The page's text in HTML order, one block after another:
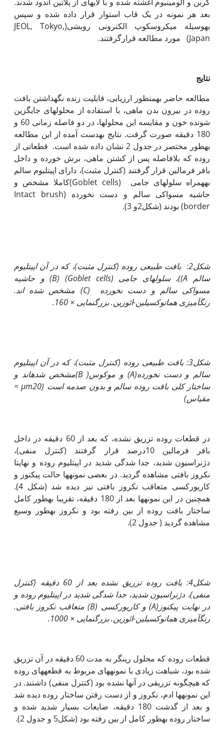
بعد هر نمونه در یک قاب استوار قرار داده شده و سپس
به‏وسیله میکروسکوپ الکترونی روبشی(JEOL, Tokyo,
Japan) مورد مطالعه قرارگرفتند.
نتایج
مطالعه حاضر به‏‏منظور ارزیابی، قابلیت زنده نگه‏داشتن بافت
روده در بیرون بدن ماهی، با استفاده از محلول‏های جایگزین
شونده خون و مقایسه این محلول‏ها، در دو فاصله زمانی 60 و
180 دقیقه صورت گرفت. نتایج به‏دست آمده از این مطالعه
به‏طور مختصر در جدول 2 نشان داده شده است. قطعاتی از
روده که بلافاصله پس از کشتن ماهی، برش خورده و داخل
بافر فرمالین قرار گرفتند (کنترل مثبت)، دارای اپی‏تلیوم سالم
به‏همراه سلول‏های جامی (Goblet cells)کاملا مشخص و
حاشیه مسواکی سالم و دست نخورده (Intact brush
border) بودند (شکل2و 3).
شکل2: بافت طبیعی روده (کنترل مثبت)، که در آن اپی‏تلیوم
سالم A) )، سلول‏های جامی (Goblet cells)
(
B) و حاشیه
مسواکی سالم و دست نخورده (C) مشخص شده اند.
رنگ‏آمیزی هماتوکسیلین-ائوزین. بزرگنمایی × 160.
شکل3: بافت طبیعی روده (کنترل مثبت)، که در آن اپی‏تلیوم
سالم و دست نخورده(
A) و موکوس(B
)مشخص شده‏اند و
ساختار کلی بافت روده سالم و بدون صدمه است (
µm
20 =
مقیاس)
در قطعات روده تزریق نشده، که بعد از 60 دقیقه در داخل
بافر فرمالین 10درصد قرار گرفتند (کنترل منفی)،
دژنراسیون شدید، جدا شدگی شدید در اپی‏تلیوم روده و نهایتا
نکروز بافتی مشاهده گردید. در بعضی نمونه‏ها حالت پیکنوز و
کاریورکسی متعاقب نکروز بافتی نیز دیده شد (شکل 4).
همچنین در این نمونه‏ها بعد از 180 دقیقه، تقریبا به‏طور کامل
ساختار بافت روده از بین رفته بود و نکروز به‏طور وسیع
مشاهده گردید ( جدول 2).
شکل4: بافت روده تزریق نشده بعد از 60 دقیقه (کنترل
منفی)، دژنراسیون شدید، جدا شدگی شدید در اپی‏تلیوم روده و
در نهایت پیکنوز(A) و کاریورکسی (B) متعاقب نکروز بافتی.
رنگ‏آمیزی هماتوکسیلین-ائوزین. بزرگنمایی × 1000.
قطعات روده که محلول رینگر به مدت 60 دقیقه در آن تزریق
شده بود، شباهت زیادی با نمونه‏های مربوط به قطعه‏های روده
که هیچ‏گونه تزریقی در آن‏ها نشده بود (کنترل منفی) داشتند. در
این نمونه‏ها ادم، نکروز و از دست رفتن ساختار روده دیده شد
و بعد از گذشت 180 دقیقه، ضایعات بسیار شدید شده و
ساختار روده به‏طور کامل از بین رفته بود (شکل5 و جدول 2).